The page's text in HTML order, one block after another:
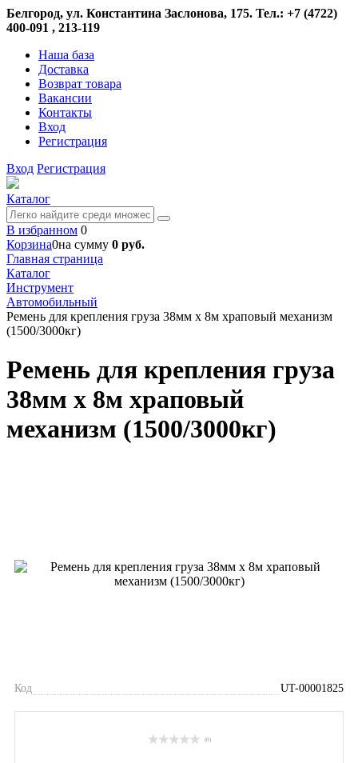
Белгород, ул. Константина Заслонова, 175. Тел.: +7 (4722)
400-091 , 213-119
Наша база
Доставка
Возврат товара
Вакансии
Контакты
Вход
Регистрация
Вход Регистрация
Каталог
В избранном 0
Корзина0на сумму 0 руб.
Главная страница
Каталог
Инструмент
Автомобильный
Ремень для крепления груза 38мм х 8м храповый механизм
(1500/3000кг)
Ремень для крепления груза
38мм х 8м храповый
механизм (1500/3000кг)
Код UT-00001825
(0)